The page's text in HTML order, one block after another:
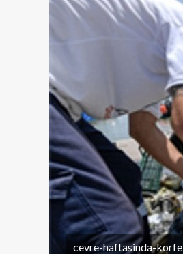
cevre-haftasinda-